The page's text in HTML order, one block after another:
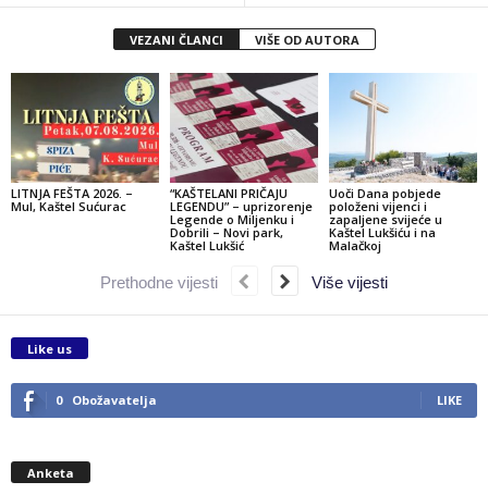
VEZANI ČLANCI VIŠE OD AUTORA
LITNJA FEŠTA 2026. –
Mul, Kaštel Sućurac
“KAŠTELANI PRIČAJU
LEGENDU” – uprizorenje
Legende o Miljenku i
Dobrili – Novi park,
Kaštel Lukšić
Uoči Dana pobjede
položeni vijenci i
zapaljene svijeće u
Kaštel Lukšiću i na
Malačkoj
Prethodne vijesti Više vijesti
Like us
0 Obožavatelja LIKE
Anketa